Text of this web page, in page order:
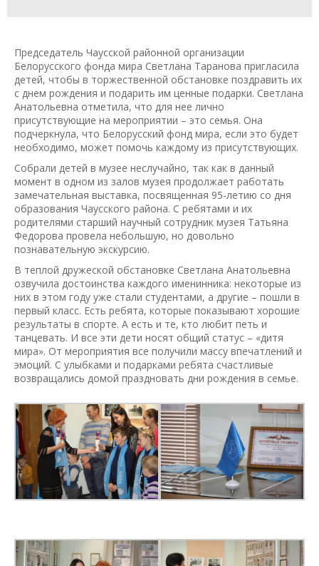
Председатель Чаусской районной организации
Белорусского фонда мира Светлана Таранова пригласила
детей, чтобы в торжественной обстановке поздравить их
с днем рождения и подарить им ценные подарки. Светлана
Анатольевна отметила, что для нее лично
присутствующие на мероприятии – это семья. Она
подчеркнула, что Белорусский фонд мира, если это будет
необходимо, может помочь каждому из присутствующих.
Собрали детей в музее неслучайно, так как в данный
момент в одном из залов музея продолжает работать
замечательная выставка, посвященная 95-летию со дня
образования Чаусского района. С ребятами и их
родителями старший научный сотрудник музея Татьяна
Федорова провела небольшую, но довольно
познавательную экскурсию.
В теплой дружеской обстановке Светлана Анатольевна
озвучила достоинства каждого именинника: некоторые из
них в этом году уже стали студентами, а другие – пошли в
первый класс. Есть ребята, которые показывают хорошие
результаты в спорте. А есть и те, кто любит петь и
танцевать. И все эти дети носят общий статус – «дитя
мира». От мероприятия все получили массу впечатлений и
эмоций. С улыбками и подарками ребята счастливые
возвращались домой праздновать дни рождения в семье.